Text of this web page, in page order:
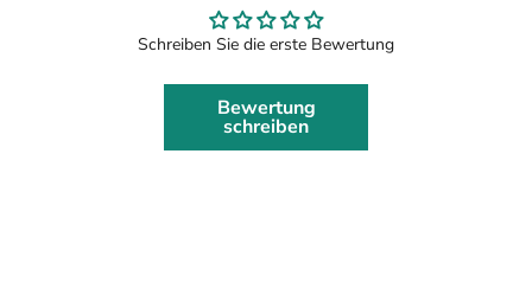
Schreiben Sie die erste Bewertung
Bewertung
schreiben